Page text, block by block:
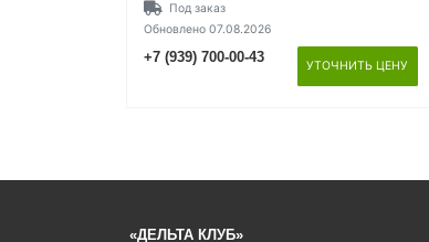
Под заказ
Обновлено 07.08.2026
+7 (939) 700-00-43
УТОЧНИТЬ ЦЕНУ
«ДЕЛЬТА КЛУБ»